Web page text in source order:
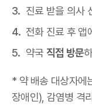
진료 받을 의사
전화 진료 후 앱
약국 직접 방문
* 약 배송 대상자에
장애인), 감염병 격